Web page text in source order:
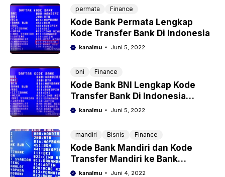
permata Finance
Kode Bank Permata Lengkap
Kode Transfer Bank Di Indonesia
kanalmu Juni 5, 2022
bni Finance
Kode Bank BNI Lengkap Kode
Transfer Bank Di Indonesia
Lainnya
kanalmu Juni 5, 2022
mandiri Bisnis Finance
Kode Bank Mandiri dan Kode
Transfer Mandiri ke Bank
Indonesia Lainnya Lengkap
kanalmu Juni 4, 2022